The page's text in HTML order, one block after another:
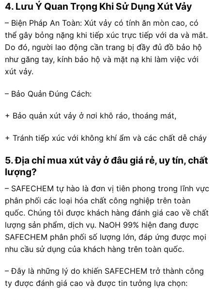
4. Lưu Ý Quan Trọng Khi Sử Dụng Xút Vảy
– Biện Pháp An Toàn: Xút vảy có tính ăn mòn cao, có
thể gây bỏng nặng khi tiếp xúc trực tiếp với da và mắt.
Do đó, người lao động cần trang bị đầy đủ đồ bảo hộ
như găng tay, kính bảo hộ và mặt nạ khi làm việc với
xút vảy.
– Bảo Quản Đúng Cách:
+ Bảo quản xút vảy ở nơi khô ráo, thoáng mát,
+ Tránh tiếp xúc với không khí ẩm và các chất dễ cháy
5. Địa chỉ mua xút vảy ở đâu giá rẻ, uy tín, chất
lượng?
– SAFECHEM tự hào là đơn vị tiên phong trong lĩnh vực
phân phối các loại hóa chất công nghiệp trên toàn
quốc. Chúng tôi được khách hàng đánh giá cao về chất
lượng sản phẩm, dịch vụ. NaOH 99% hiện đang được
SAFECHEM phân phối số lượng lớn, đáp ứng được mọi
nhu cầu sử dụng của khách hàng trên toàn quốc.
– Đây là những lý do khiến SAFECHEM trở thành công
ty được đánh giá cao và được tin tưởng lựa chọn: